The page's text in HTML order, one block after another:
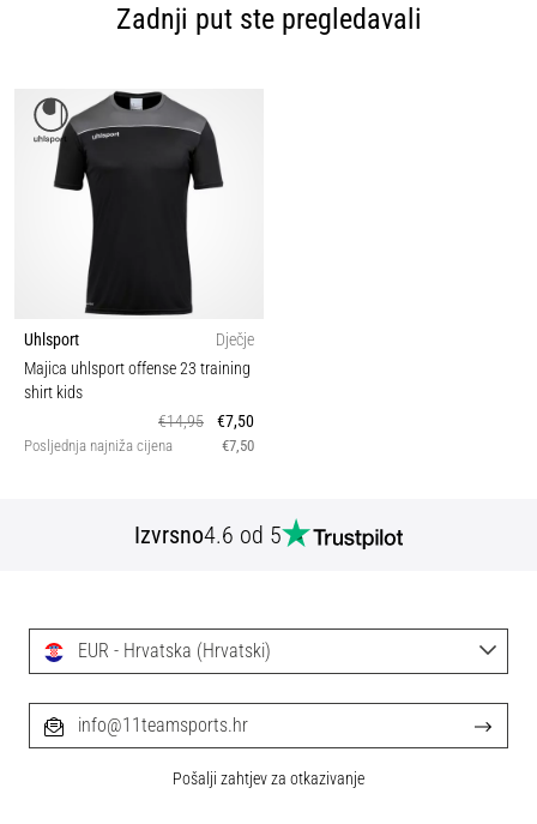
Zadnji put ste pregledavali
Uhlsport
Dječje
Majica uhlsport offense 23 training
shirt kids
€14,95
€7,50
Posljednja najniža cijena €7,50
Izvrsno4.6 od 5
EUR - Hrvatska (Hrvatski)
info@11teamsports.hr
Pošalji zahtjev za otkazivanje